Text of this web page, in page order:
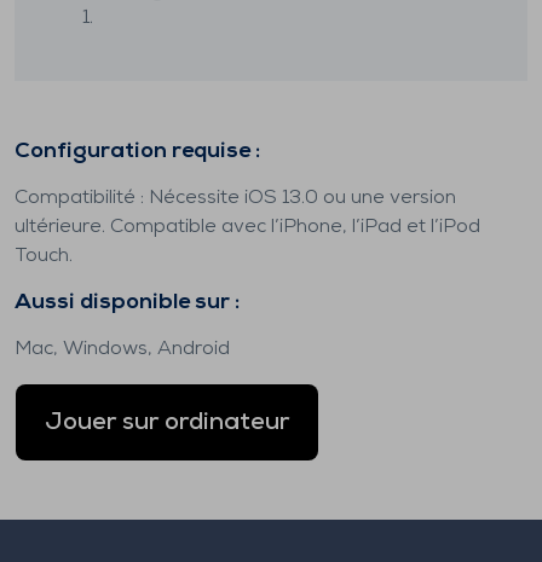
1.
Configuration requise :
Compatibilité : Nécessite iOS 13.0 ou une version
ultérieure. Compatible avec l’iPhone, l’iPad et l’iPod
Touch.
Aussi disponible sur :
Mac, Windows, Android
Jouer sur ordinateur